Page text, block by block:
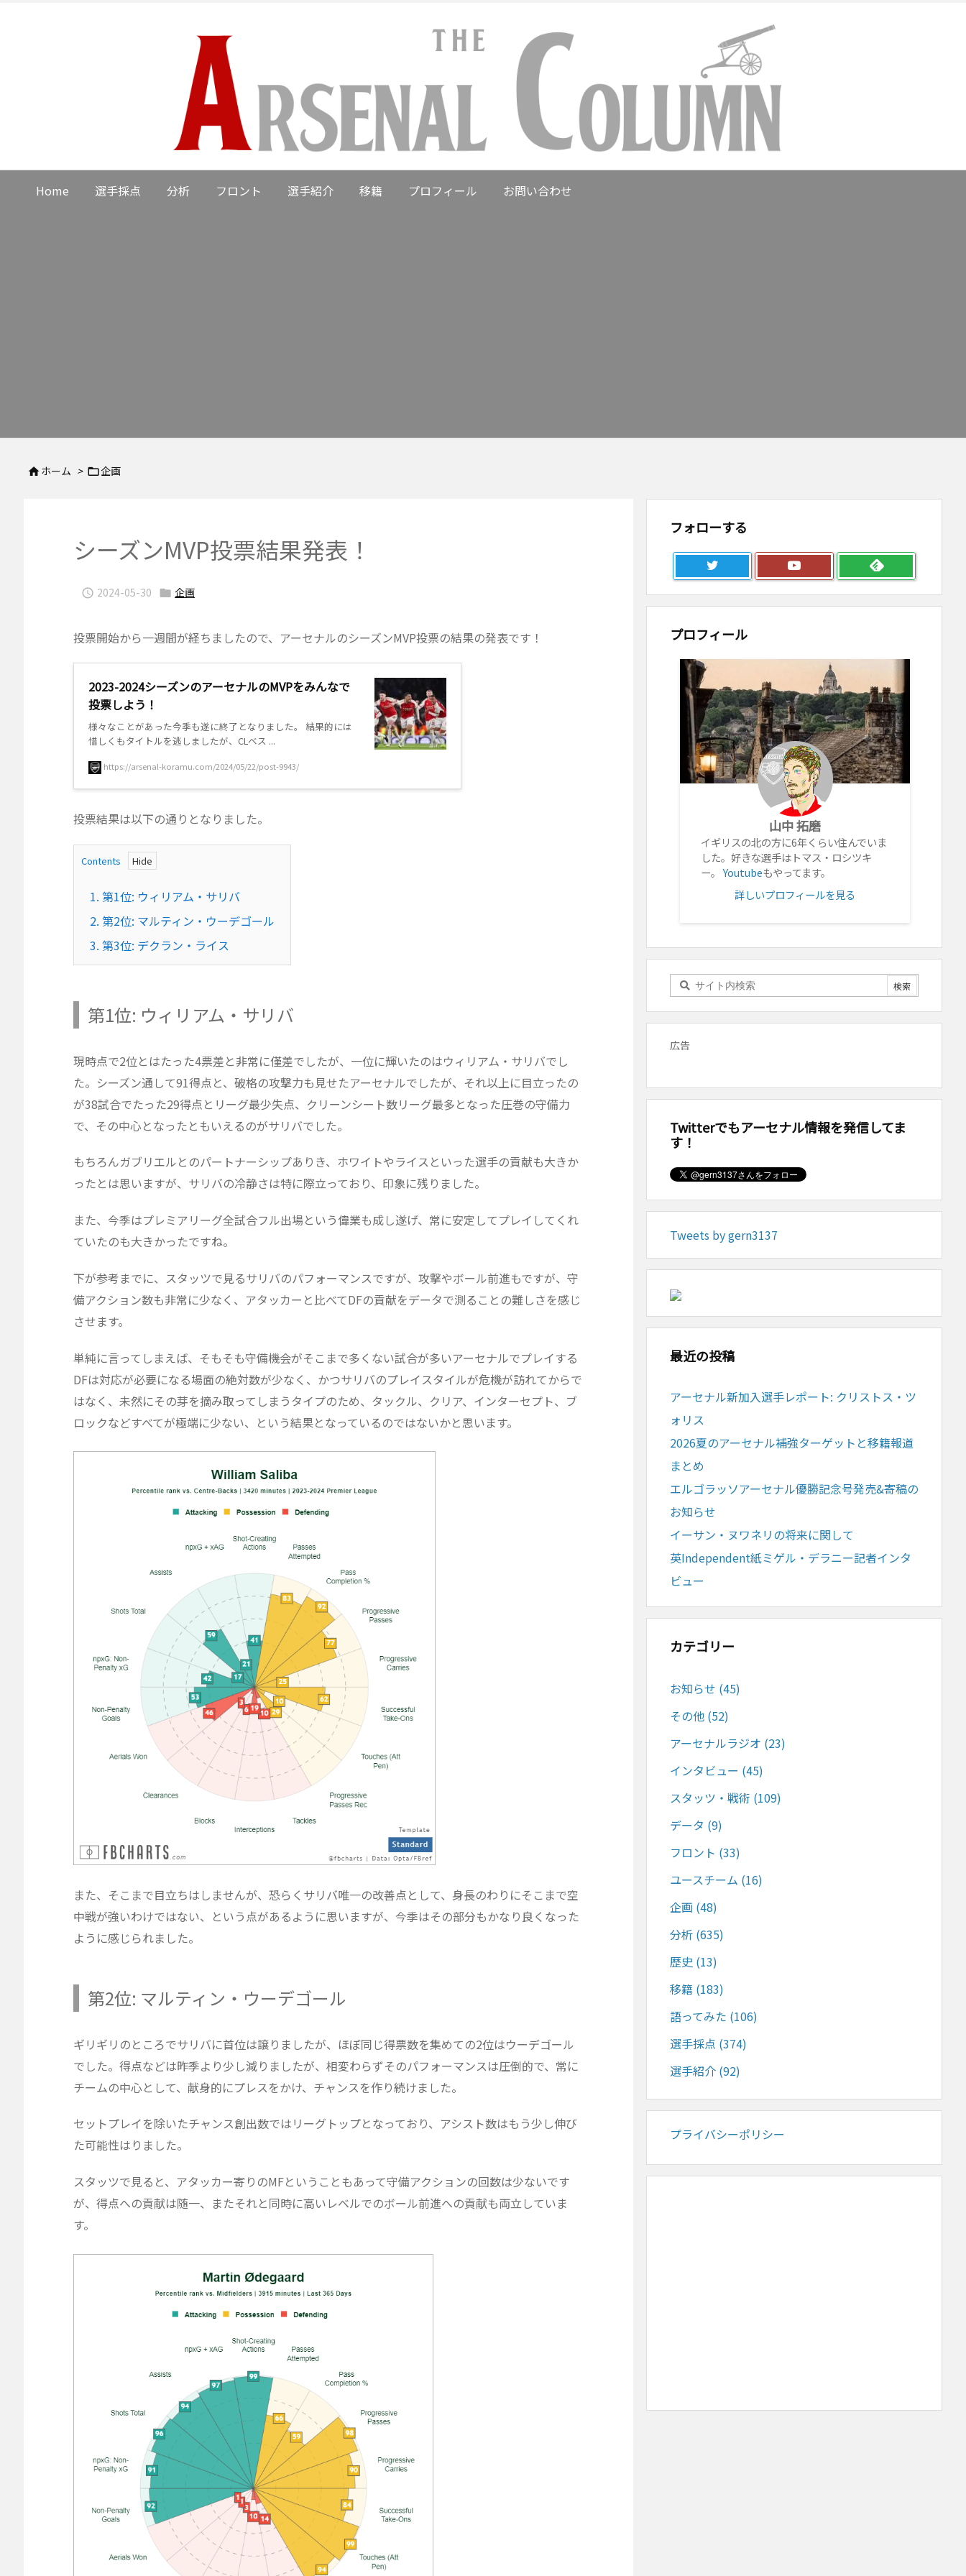
Home 選手採点 分析 フロント 選手紹介 移籍 プロフィール お問い合わせ
ホーム > 企画
シーズンMVP投票結果発表！
 2024-05-30  企画
投票開始から一週間が経ちましたので、アーセナルのシーズンMVP投票の結果の発表です！
2023-2024シーズンのアーセナルのMVPをみんなで
投票しよう！
様々なことがあった今季も遂に終了となりました。 結果的には
惜しくもタイトルを逃しましたが、CLベス ...
https://arsenal-koramu.com/2024/05/22/post-9943/
投票結果は以下の通りとなりました。
Contents
1. 第1位: ウィリアム・サリバ
2. 第2位: マルティン・ウーデゴール
3. 第3位: デクラン・ライス
第1位: ウィリアム・サリバ
現時点で2位とはたった4票差と非常に僅差でしたが、一位に輝いたのはウィリアム・サリバでし
た。シーズン通して91得点と、破格の攻撃力も見せたアーセナルでしたが、それ以上に目立ったの
が38試合でたった29得点とリーグ最少失点、クリーンシート数リーグ最多となった圧巻の守備力
で、その中心となったともいえるのがサリバでした。
もちろんガブリエルとのパートナーシップありき、ホワイトやライスといった選手の貢献も大きか
ったとは思いますが、サリバの冷静さは特に際立っており、印象に残りました。
また、今季はプレミアリーグ全試合フル出場という偉業も成し遂げ、常に安定してプレイしてくれ
ていたのも大きかったですね。
下が参考までに、スタッツで見るサリバのパフォーマンスですが、攻撃やボール前進もですが、守
備アクション数も非常に少なく、アタッカーと比べてDFの貢献をデータで測ることの難しさを感じ
させます。
単純に言ってしまえば、そもそも守備機会がそこまで多くない試合が多いアーセナルでプレイする
DFは対応が必要になる場面の絶対数が少なく、かつサリバのプレイスタイルが危機が訪れてからで
はなく、未然にその芽を摘み取ってしまうタイプのため、タックル、クリア、インターセプト、ブ
ロックなどすべてが極端に少ない、という結果となっているのではないかと思います。
また、そこまで目立ちはしませんが、恐らくサリバ唯一の改善点として、身長のわりにそこまで空
中戦が強いわけではない、という点があるように思いますが、今季はその部分もかなり良くなった
ように感じられました。
第2位: マルティン・ウーデゴール
ギリギリのところでサリバに首位は譲りましたが、ほぼ同じ得票数を集めての2位はウーデゴール
でした。得点などは昨季より少し減りましたが、相変わらずそのパフォーマンスは圧倒的で、常に
チームの中心として、献身的にプレスをかけ、チャンスを作り続けました。
セットプレイを除いたチャンス創出数ではリーグトップとなっており、アシスト数はもう少し伸び
た可能性はりました。
スタッツで見ると、アタッカー寄りのMFということもあって守備アクションの回数は少ないです
が、得点への貢献は随一、またそれと同時に高いレベルでのボール前進への貢献も両立していま
す。
フォローする
プロフィール
山中 拓磨
イギリスの北の方に6年くらい住んでいま
した。好きな選手はトマス・ロシツキ
ー。Youtubeもやってます。
詳しいプロフィールを見る
広告
Twitterでもアーセナル情報を発信してま
す！
Tweets by gern3137
最近の投稿
アーセナル新加入選手レポート: クリストス・ツ
ォリス
2026夏のアーセナル補強ターゲットと移籍報道
まとめ
エルゴラッソアーセナル優勝記念号発売&寄稿の
お知らせ
イーサン・ヌワネリの将来に関して
英Independent紙ミゲル・デラニー記者インタ
ビュー
カテゴリー
お知らせ (45)
その他 (52)
アーセナルラジオ (23)
インタビュー (45)
スタッツ・戦術 (109)
データ (9)
フロント (33)
ユースチーム (16)
企画 (48)
分析 (635)
歴史 (13)
移籍 (183)
語ってみた (106)
選手採点 (374)
選手紹介 (92)
プライバシーポリシー